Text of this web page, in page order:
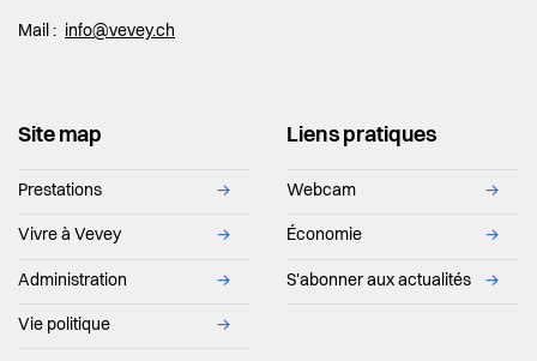
Mail : info@vevey.ch
Site map
Prestations →
Vivre à Vevey →
Administration →
Vie politique →
Liens pratiques
Webcam →
Économie →
S'abonner aux actualités →